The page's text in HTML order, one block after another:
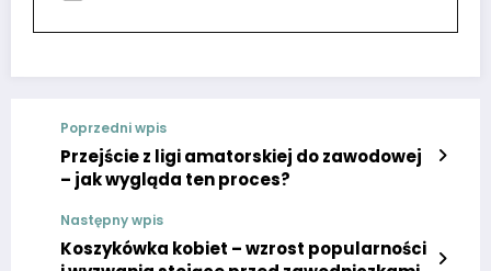
Poprzedni wpis
Przejście z ligi amatorskiej do zawodowej
– jak wygląda ten proces?
Następny wpis
Koszykówka kobiet – wzrost popularności